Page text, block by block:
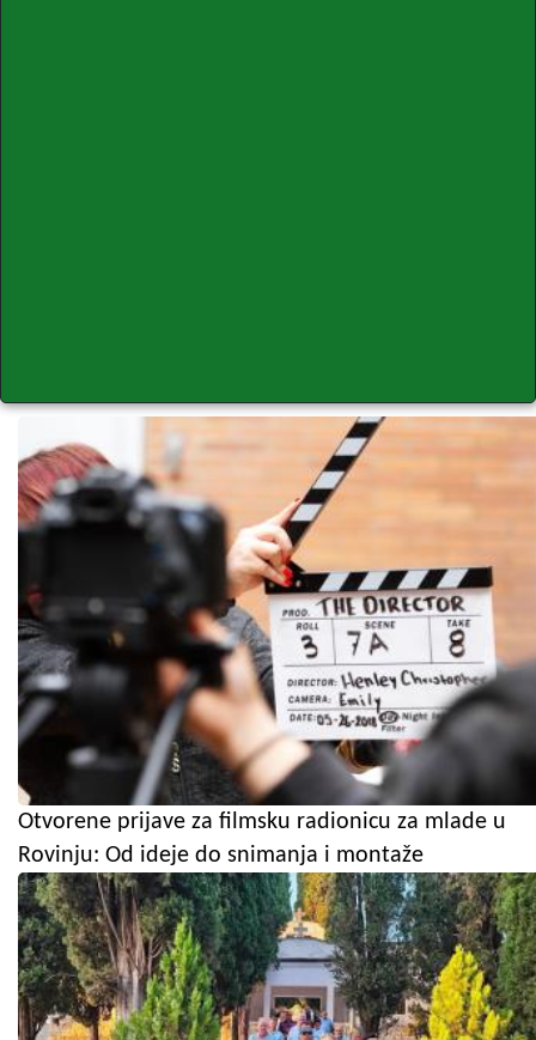
Otvorene prijave za filmsku radionicu za mlade u
Rovinju: Od ideje do snimanja i montaže